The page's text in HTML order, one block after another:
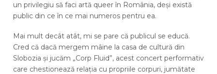
un privilegiu să faci artă queer în România, deși există
public din ce în ce mai numeros pentru ea.
Mai mult decât atât, mi se pare că publicul se educă.
Cred că dacă mergem mâine la casa de cultură din
Slobozia și jucăm „Corp Fluid”, acest concert performativ
care chestionează relația cu propriile corpuri, jumătate